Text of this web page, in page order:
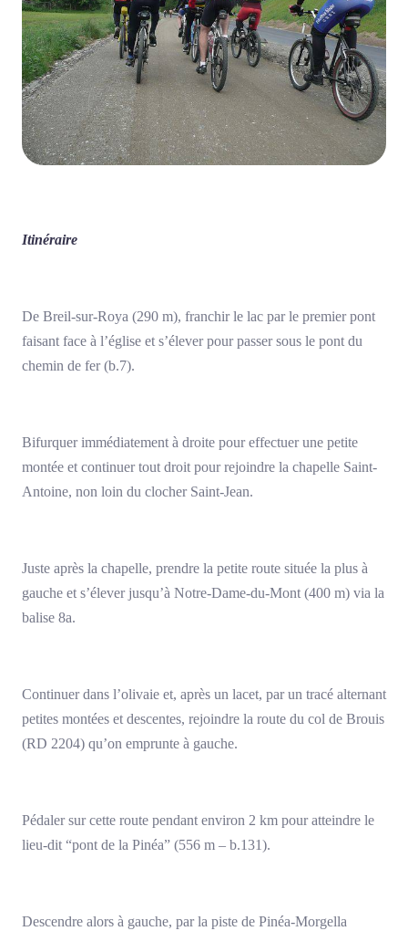
Itinéraire
De Breil-sur-Roya (290 m), franchir le lac par le premier pont
faisant face à l’église et s’élever pour passer sous le pont du
chemin de fer (b.7).
Bifurquer immédiatement à droite pour effectuer une petite
montée et continuer tout droit pour rejoindre la chapelle Saint-
Antoine, non loin du clocher Saint-Jean.
Juste après la chapelle, prendre la petite route située la plus à
gauche et s’élever jusqu’à Notre-Dame-du-Mont (400 m) via la
balise 8a.
Continuer dans l’olivaie et, après un lacet, par un tracé alternant
petites montées et descentes, rejoindre la route du col de Brouis
(RD 2204) qu’on emprunte à gauche.
Pédaler sur cette route pendant environ 2 km pour atteindre le
lieu-dit “pont de la Pinéa” (556 m – b.131).
Descendre alors à gauche, par la piste de Pinéa-Morgella